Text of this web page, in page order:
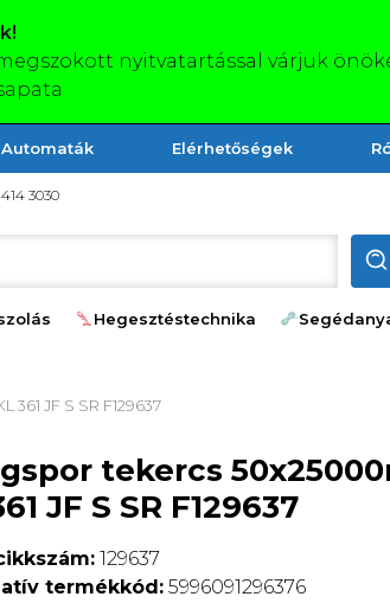
nyitvatartással várjuk
Automaták Elérhetőségek
414 3030
Hegesztéstechnika
JF S SR F129637
tekercs
JF S SR F129637
129637
termékkód:5996091296376